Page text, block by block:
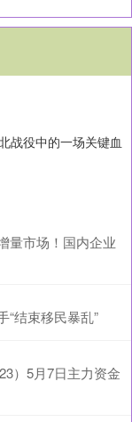
战役中的一场关键血
量市场！国内企业
“结束移民暴乱”
）5月7日主力资金